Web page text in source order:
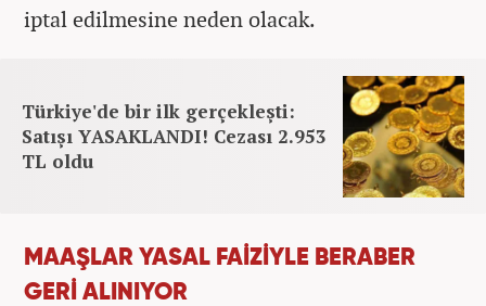
iptal edilmesine neden olacak.
Türkiye'de bir ilk gerçekleşti:
Satışı YASAKLANDI! Cezası 2.953
TL oldu
MAAŞLAR YASAL FAİZİYLE BERABER
GERİ ALINIYOR